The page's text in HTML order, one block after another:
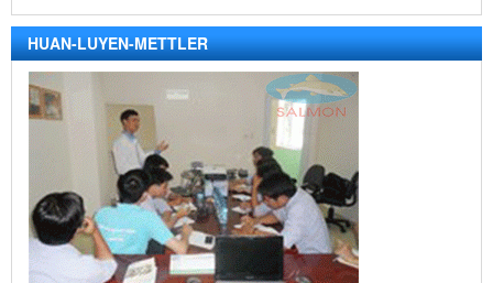
HUAN-LUYEN-METTLER